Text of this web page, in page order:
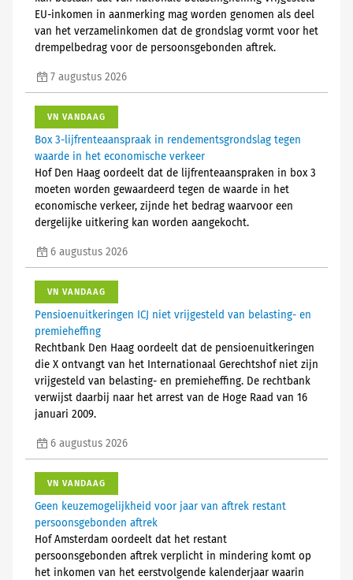
EU-inkomen in aanmerking mag worden genomen als deel
van het verzamelinkomen dat de grondslag vormt voor het
drempelbedrag voor de persoonsgebonden aftrek.
7 augustus 2026
VN VANDAAG
Box 3-lijfrenteaanspraak in rendementsgrondslag tegen
waarde in het economische verkeer
Hof Den Haag oordeelt dat de lijfrenteaanspraken in box 3
moeten worden gewaardeerd tegen de waarde in het
economische verkeer, zijnde het bedrag waarvoor een
dergelijke uitkering kan worden aangekocht.
6 augustus 2026
VN VANDAAG
Pensioenuitkeringen ICJ niet vrijgesteld van belasting- en
premieheffing
Rechtbank Den Haag oordeelt dat de pensioenuitkeringen
die X ontvangt van het Internationaal Gerechtshof niet zijn
vrijgesteld van belasting- en premieheffing. De rechtbank
verwijst daarbij naar het arrest van de Hoge Raad van 16
januari 2009.
6 augustus 2026
VN VANDAAG
Geen keuzemogelijkheid voor jaar van aftrek restant
persoonsgebonden aftrek
Hof Amsterdam oordeelt dat het restant
persoonsgebonden aftrek verplicht in mindering komt op
het inkomen van het eerstvolgende kalenderjaar waarin